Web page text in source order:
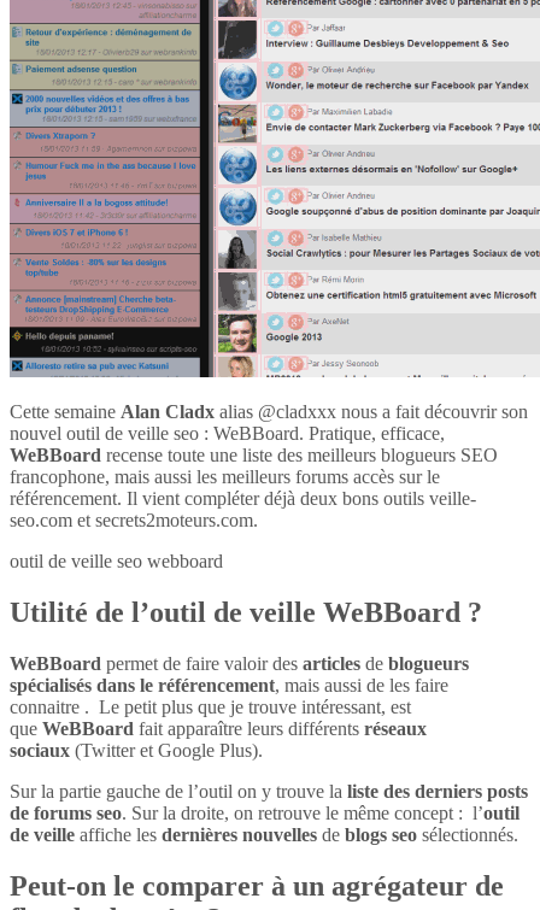
Cette semaine Alan Cladx alias @cladxxx nous a fait découvrir son
nouvel outil de veille seo : WeBBoard. Pratique, efficace,
WeBBoard recense toute une liste des meilleurs blogueurs SEO
francophone, mais aussi les meilleurs forums accès sur le
référencement. Il vient compléter déjà deux bons outils veille-
seo.com et secrets2moteurs.com.
outil de veille seo webboard
Utilité de l’outil de veille WeBBoard ?
WeBBoard permet de faire valoir des articles de blogueurs
spécialisés dans le référencement, mais aussi de les faire
connaitre . Le petit plus que je trouve intéressant, est
que WeBBoard fait apparaître leurs différents réseaux
sociaux (Twitter et Google Plus).
Sur la partie gauche de l’outil on y trouve la liste des derniers posts
de forums seo. Sur la droite, on retrouve le même concept : l’outil
de veille affiche les dernières nouvelles de blogs seo sélectionnés.
Peut-on le comparer à un agrégateur de